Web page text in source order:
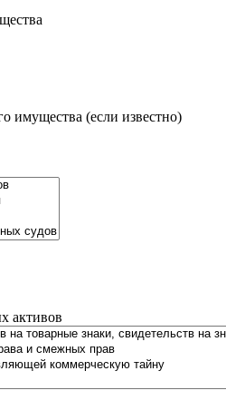
имущества (если известно)
активов